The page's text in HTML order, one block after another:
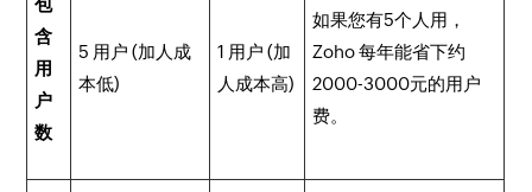
包
含
用
户
数
5 用户 (加人成
本低)
1 用户 (加
人成本高)
如果您有5个人用，
Zoho 每年能省下约
2000-3000元的用户
费。